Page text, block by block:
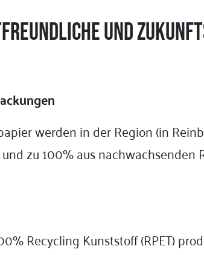
und
werden in der Region (in
zu 100% aus nachwachsenden
Recycling Kunststoff (RPET)